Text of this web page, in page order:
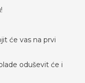
će vas na prvi
oduševit će i